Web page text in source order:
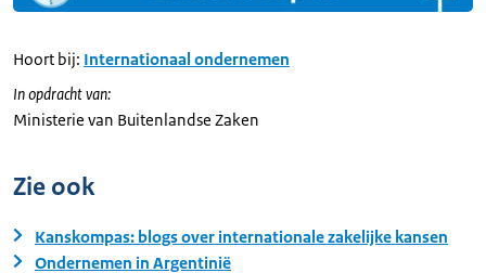
Hoort bij: Internationaal ondernemen
In opdracht van:
Ministerie van Buitenlandse Zaken
Zie ook
Kanskompas: blogs over internationale zakelijke kansen
Ondernemen in Argentinië